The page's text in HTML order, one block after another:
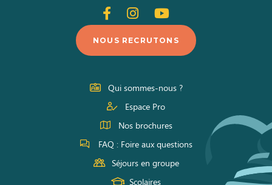
Suivez-
nous
sur
Facebook
Suivez-
nous
sur
Instagram
Suivez-
nous
sur
Youtube
NOUS RECRUTONS
Qui sommes-nous ?
Espace Pro
Nos brochures
FAQ : Foire aux questions
Séjours en groupe
Scolaires